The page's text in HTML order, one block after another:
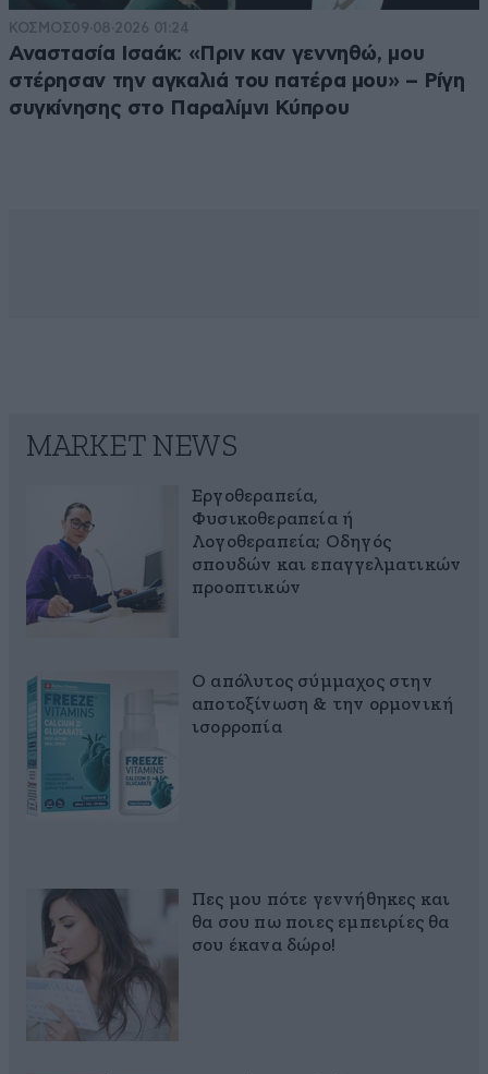
ΚΟΣΜΟΣ09·08·2026 01:24
Αναστασία Ισαάκ: «Πριν καν γεννηθώ, μου
στέρησαν την αγκαλιά του πατέρα μου» – Ρίγη
συγκίνησης στο Παραλίμνι Κύπρου
MARKET NEWS
Εργοθεραπεία,
Φυσικοθεραπεία ή
Λογοθεραπεία; Οδηγός
σπουδών και επαγγελματικών
προοπτικών
Ο απόλυτος σύμμαχος στην
αποτοξίνωση & την ορμονική
ισορροπία
Πες μου πότε γεννήθηκες και
θα σου πω ποιες εμπειρίες θα
σου έκανα δώρο!